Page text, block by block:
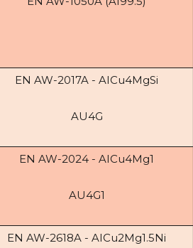
EN AW-2017A - AICu4MgSi
AU4G
EN AW-2024 - AICu4Mg1
AU4G1
EN AW-2618A - AICu2Mg1.5Ni